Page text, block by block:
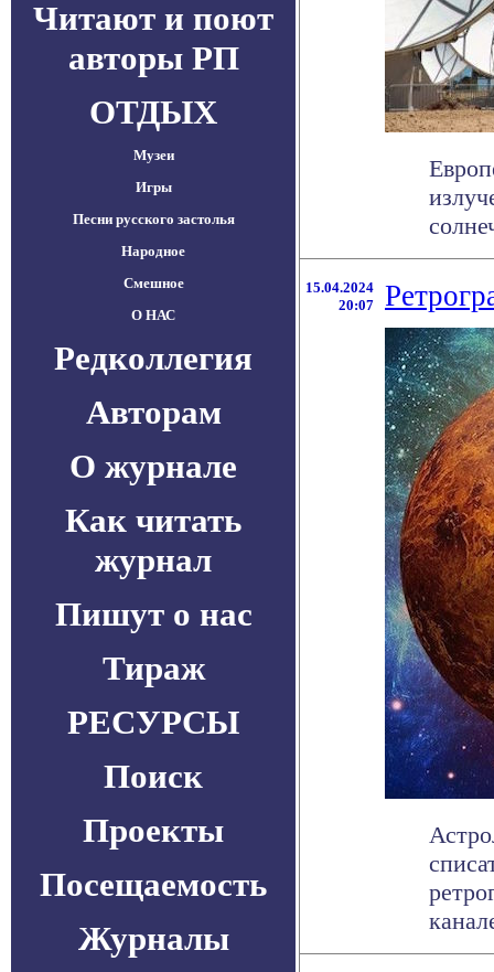
Читают и поют
авторы РП
ОТДЫХ
Музеи
Игры
Песни русского застолья
Народное
Смешное
О НАС
Редколлегия
Авторам
О журнале
Как читать
журнал
Пишут о нас
Тираж
РЕСУРСЫ
Поиск
Проекты
Посещаемость
Журналы
15.04.2024
20:07